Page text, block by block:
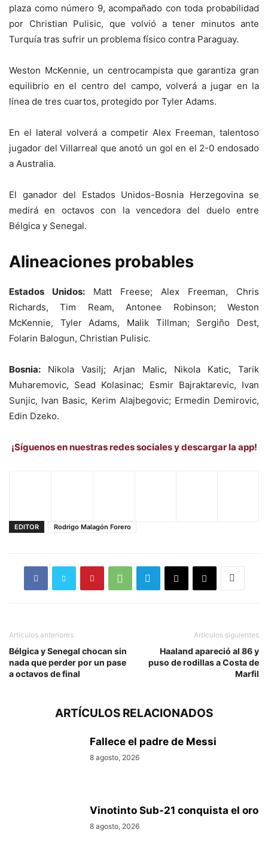
plaza como número 9, acompañado con toda probabilidad
por Christian Pulisic, que volvió a tener minutos ante
Turquía tras sufrir un problema físico contra Paraguay.
Weston McKennie, un centrocampista que garantiza gran
equilibrio en el centro del campo, volverá a jugar en la
línea de tres cuartos, protegido por Tyler Adams.
En el lateral volverá a competir Alex Freeman, talentoso
jugador del Villarreal que anotó un gol en el 2-0 endosado
a Australia.
El ganador del Estados Unidos-Bosnia Herzegovina se
medirá en octavos con la vencedora del duelo entre
Bélgica y Senegal.
Alineaciones probables
Estados Unidos: Matt Freese; Alex Freeman, Chris
Richards, Tim Ream, Antonee Robinson; Weston
McKennie, Tyler Adams, Malik Tillman; Sergiño Dest,
Folarin Balogun, Christian Pulisic.
Bosnia: Nikola Vasilj; Arjan Malic, Nikola Katic, Tarik
Muharemovic, Sead Kolasinac; Esmir Bajraktarevic, Ivan
Sunjic, Ivan Basic, Kerim Alajbegovic; Ermedin Demirovic,
Edin Dzeko.
¡Síguenos en nuestras redes sociales y descargar la app!
EDITOR Rodrigo Malagón Forero
Artículos anteriores
Bélgica y Senegal chocan sin
nada que perder por un pase
a octavos de final
Artículos siguientes
Haaland apareció al 86 y
puso de rodillas a Costa de
Marfil
ARTÍCULOS RELACIONADOS
Fallece el padre de Messi
8 agosto, 2026
Vinotinto Sub-21 conquista el oro
8 agosto, 2026